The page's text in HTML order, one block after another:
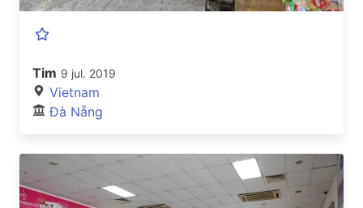
Tim 9 jul. 2019
Vietnam
Đà Nẵng